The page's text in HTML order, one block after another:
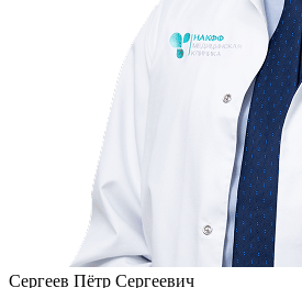
Сергеев Пётр Сергеевич